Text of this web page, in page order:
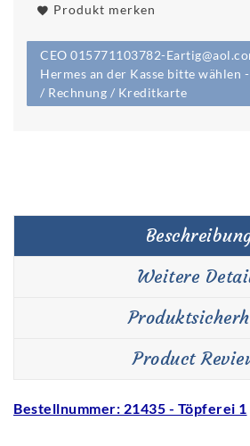
Produkt merken
CEO 015771103782-
Hermes an der Kasse bitte wählen
/ Rechnung / Kreditkarte
Weitere
Product
Bestellnummer: 21435 - Töpferei 1